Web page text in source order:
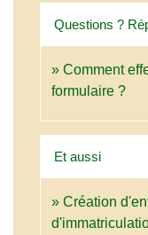
Questions ?
Comment
formulaire ?
Et aussi
Création